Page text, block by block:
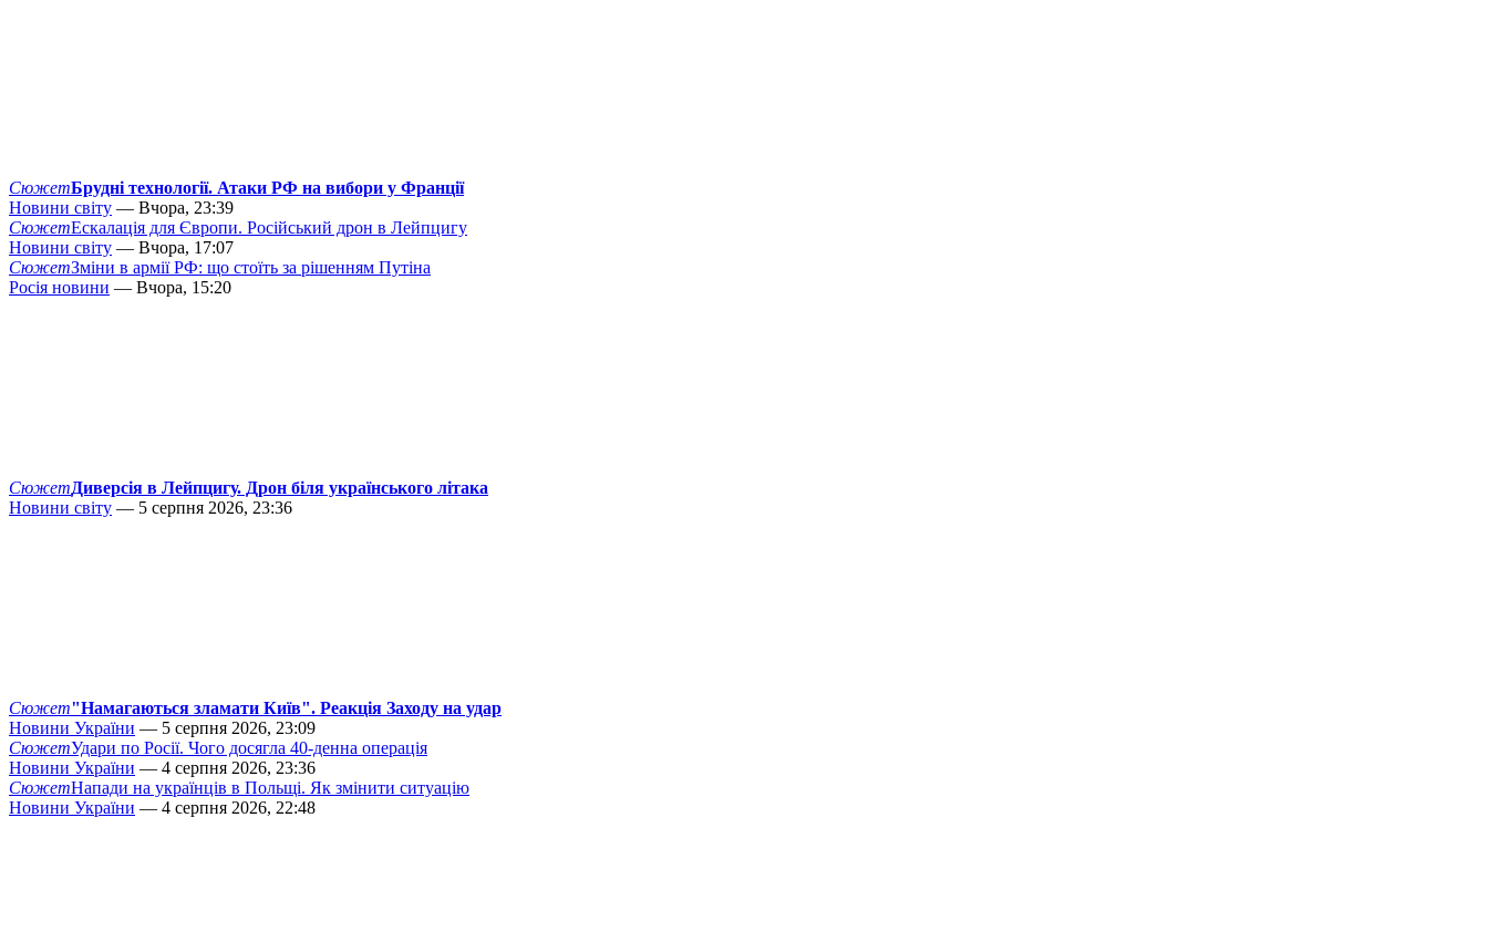
СюжетБрудні технології. Атаки РФ на вибори у Франції
Новини світу — Вчора, 23:39
СюжетЕскалація для Європи. Російський дрон в Лейпцигу
Новини світу — Вчора, 17:07
СюжетЗміни в армії РФ: що стоїть за рішенням Путіна
Росія новини — Вчора, 15:20
СюжетДиверсія в Лейпцигу. Дрон біля українського літака
Новини світу — 5 серпня 2026, 23:36
Сюжет"Намагаються зламати Київ". Реакція Заходу на удар
Новини України — 5 серпня 2026, 23:09
СюжетУдари по Росії. Чого досягла 40-денна операція
Новини України — 4 серпня 2026, 23:36
СюжетНапади на українців в Польщі. Як змінити ситуацію
Новини України — 4 серпня 2026, 22:48